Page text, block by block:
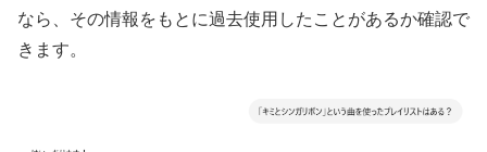
なら、その情報をもとに過去使用したことがあるか確認で
きます。